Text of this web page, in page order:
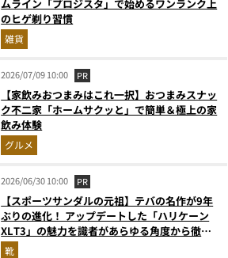
ムライン「プロジスタ」で始めるワンランク上
のヒゲ剃り習慣
雑貨
2026/07/09 10:00 PR
【家飲みおつまみはこれ一択】おつまみスナッ
ク不二家「ホームサクッと」で簡単＆極上の家
飲み体験
グルメ
2026/06/30 10:00 PR
【スポーツサンダルの元祖】テバの名作が9年
ぶりの進化！ アップデートした「ハリケーン
XLT3」の魅力を識者があらゆる角度から徹底
解説！
靴